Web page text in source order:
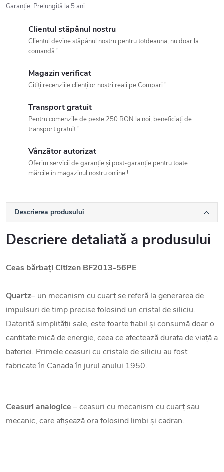
Garanţie: Prelungită la 5 ani
Clientul stăpânul nostru
Clientul devine stăpânul nostru pentru totdeauna, nu doar la
comandă !
Magazin verificat
Citiți recenziile clienților noștri reali pe Compari !
Transport gratuit
Pentru comenzile de peste 250 RON la noi, beneficiați de
transport gratuit !
Vânzător autorizat
Oferim servicii de garanție și post-garanție pentru toate
mărcile în magazinul nostru online !
Descrierea produsului
Descriere detaliată a produsului
Ceas bărbați Citizen BF2013-56PE
Quartz– un mecanism cu cuarț se referă la generarea de
impulsuri de timp precise folosind un cristal de siliciu.
Datorită simplității sale, este foarte fiabil și consumă doar o
cantitate mică de energie, ceea ce afectează durata de viață a
bateriei. Primele ceasuri cu cristale de siliciu au fost
fabricate în Canada în jurul anului 1950.
Ceasuri analogice – ceasuri cu mecanism cu cuarț sau
mecanic, care afișează ora folosind limbi și cadran.